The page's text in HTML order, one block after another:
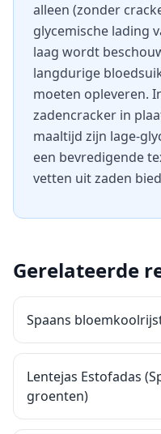
alleen (zonder
glycemische lading
laag wordt
langdurige
moeten opleveren.
zadencracker in
maaltijd zijn lage-
een bevredigende
vetten uit zaden
Gerelateerde
Spaans
Lentejas Estofadas
groenten)